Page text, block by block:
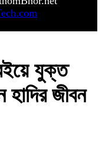
যুক্ত
জীবন